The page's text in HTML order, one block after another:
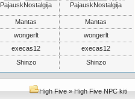
PajauskNostalgija PajauskNostalgija
Mantas
Mantas
wongerlt
wongerlt
execas12
execas12
Shinzo Shinzo
High Five»High Five NPC kiti